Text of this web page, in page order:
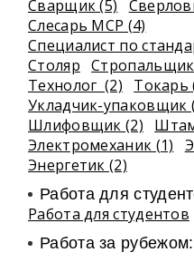
Сварщик (5)
Слесарь МСР (4)
Специалист по
Столяр Стропальщик
Технолог (2)
Токарь
Укладчик-упаковщик
Шлифовщик (2)
Электромеханик (1)
Энергетик (2)
Работа для
Работа для студентов
Работа за